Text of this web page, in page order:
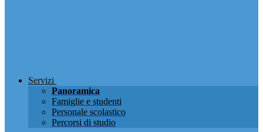
Servizi
Panoramica
Famiglie e studenti
Personale scolastico
Percorsi di studio